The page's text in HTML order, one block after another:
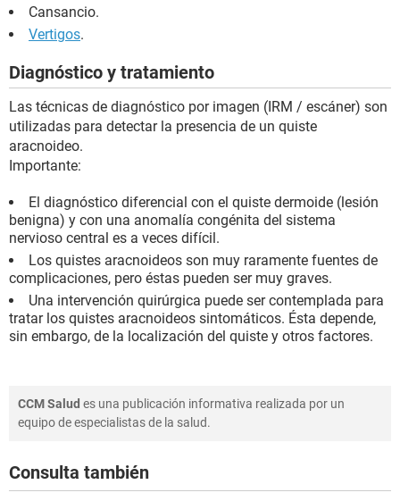
Cansancio.
Vertigos.
Diagnóstico y tratamiento
Las técnicas de diagnóstico por imagen (IRM / escáner) son
utilizadas para detectar la presencia de un quiste
aracnoideo.
Importante:
El diagnóstico diferencial con el quiste dermoide (lesión
benigna) y con una anomalía congénita del sistema
nervioso central es a veces difícil.
Los quistes aracnoideos son muy raramente fuentes de
complicaciones, pero éstas pueden ser muy graves.
Una intervención quirúrgica puede ser contemplada para
tratar los quistes aracnoideos sintomáticos. Ésta depende,
sin embargo, de la localización del quiste y otros factores.
CCM Salud es una publicación informativa realizada por un
equipo de especialistas de la salud.
Consulta también